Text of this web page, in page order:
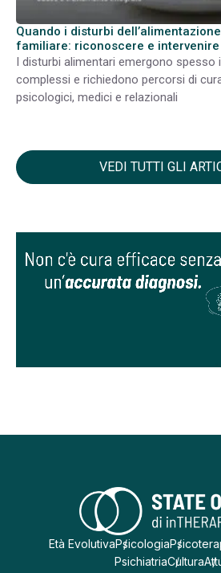
Quando i disturbi
familiare: riconoscere e intervenire
I disturbi alimentari emergono spesso
complessi e richiedono percorsi di
psicologici, medici e relazionali
VEDI TUTTI GLI
Età EvolutivaPsicologia
PsichiatriaCultura